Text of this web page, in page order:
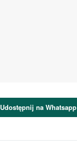
Udostępnij na Whatsapp